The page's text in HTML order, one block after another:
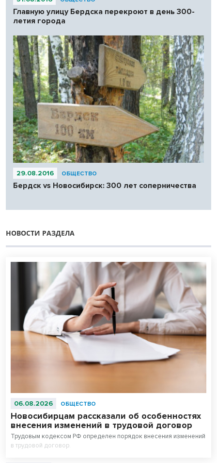
Главную улицу Бердска перекроют в день 300-
летия города
29.08.2016 ОБЩЕСТВО
Бердск vs Новосибирск: 300 лет соперничества
НОВОСТИ РАЗДЕЛА
06.08.2026 ОБЩЕСТВО
Новосибирцам рассказали об особенностях
внесения изменений в трудовой договор
Трудовым кодексом РФ определен порядок внесения изменений
в трудовой договор.